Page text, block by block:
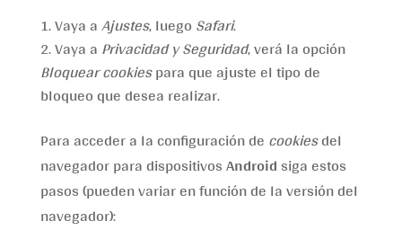
Vaya aAjustes, luegoSafari.
Vaya aPrivacidad y Seguridad, verá la opción
Bloquear cookiespara que ajuste el tipo de
bloqueo que desea realizar.
Para acceder a la configuración decookiesdel
navegador para dispositivosAndroidsiga estos
pasos (pueden variar en función de la versión del
navegador):